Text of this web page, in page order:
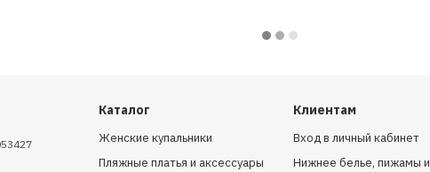
Каталог
Женские купальники
Пляжные платья и аксессуары
Клиентам
Вход в личный кабинет
Нижнее белье, пижамы и